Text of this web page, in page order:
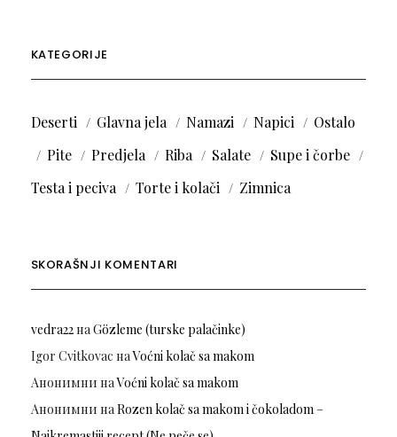
KATEGORIJE
Deserti Glavna jela Namazi Napici
Ostalo
Pite
Predjela Riba Salate
Supe i čorbe
Testa i peciva
Torte i kolači Zimnica
SKORAŠNJI KOMENTARI
vedra22наGözleme (turske palačinke)
Igor Cvitkovac наVoćni kolač sa makom
Анонимни наVoćni kolač sa makom
Анонимни наRozen kolač sa makom i čokoladom –